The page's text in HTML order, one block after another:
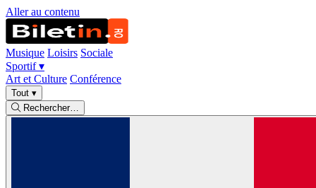
Aller au contenu
Musique Loisirs Sociale
Sportif▾
Art et Culture Conférence
Tout ▾
Rechercher…